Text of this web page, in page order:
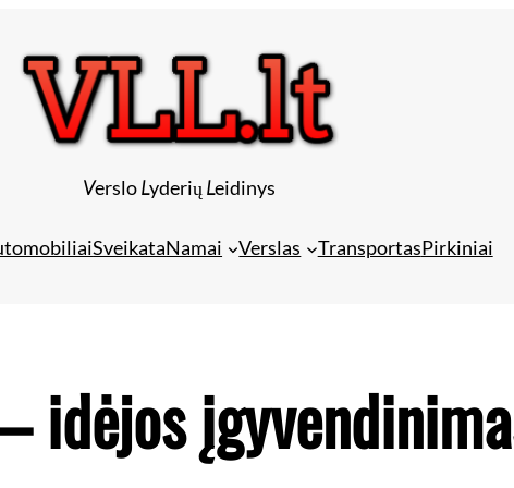
VersloLyderių Leidinys
SveikataNamai Verslas TransportasPirkiniai
idėjos